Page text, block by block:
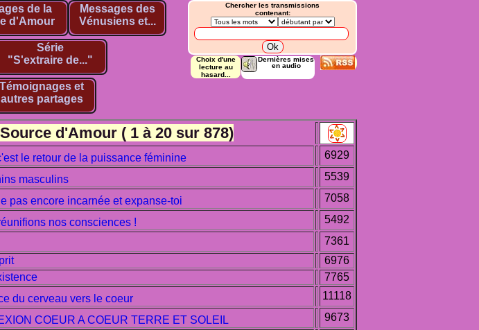
Chercher les transmissions
contenant:
Choix d'une
lecture au
hasard...
Dernières mises
en audio
de la
d'Amour
Messages des
Vénusiens et...
Série
"S'extraire de..."
Témoignages et
autres partages
d'Amour ( 1 à 20 sur 878)
le retour de la puissance féminine
6929
masculins
5539
pas encore incarnée et expanse-toi
7058
nos consciences !
5492
7361
6976
7765
du cerveau vers le coeur
11118
COEUR A COEUR TERRE ET SOLEIL
9673